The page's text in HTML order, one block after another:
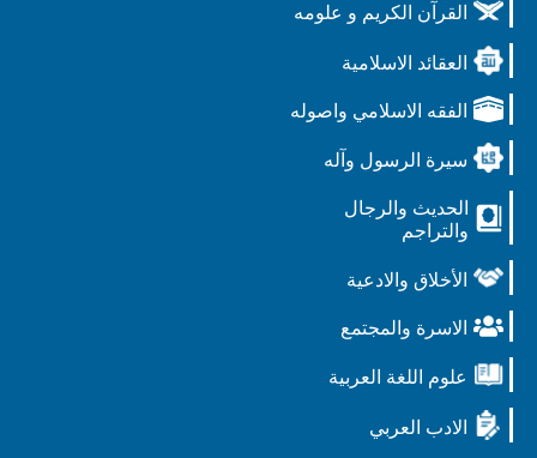
القرآن الكريم و علومه
العقائد الاسلامية
الفقه الاسلامي واصوله
سيرة الرسول وآله
الحديث والرجال
والتراجم
الأخلاق والادعية
الاسرة والمجتمع
علوم اللغة العربية
الادب العربي